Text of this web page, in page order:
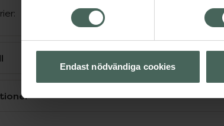
Endast nödvändiga cookies